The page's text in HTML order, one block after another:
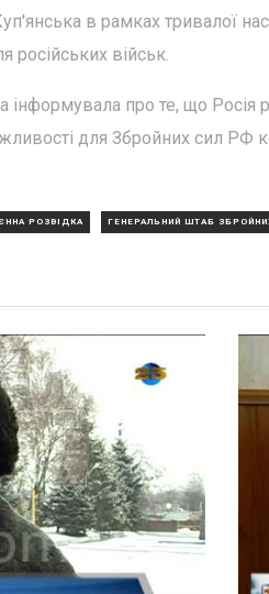
в рамках тривалої
військ.
інформувала про те, що
для Збройних сил РФ
РОЗВІДКА ГЕНЕРАЛЬНИЙ ШТАБ